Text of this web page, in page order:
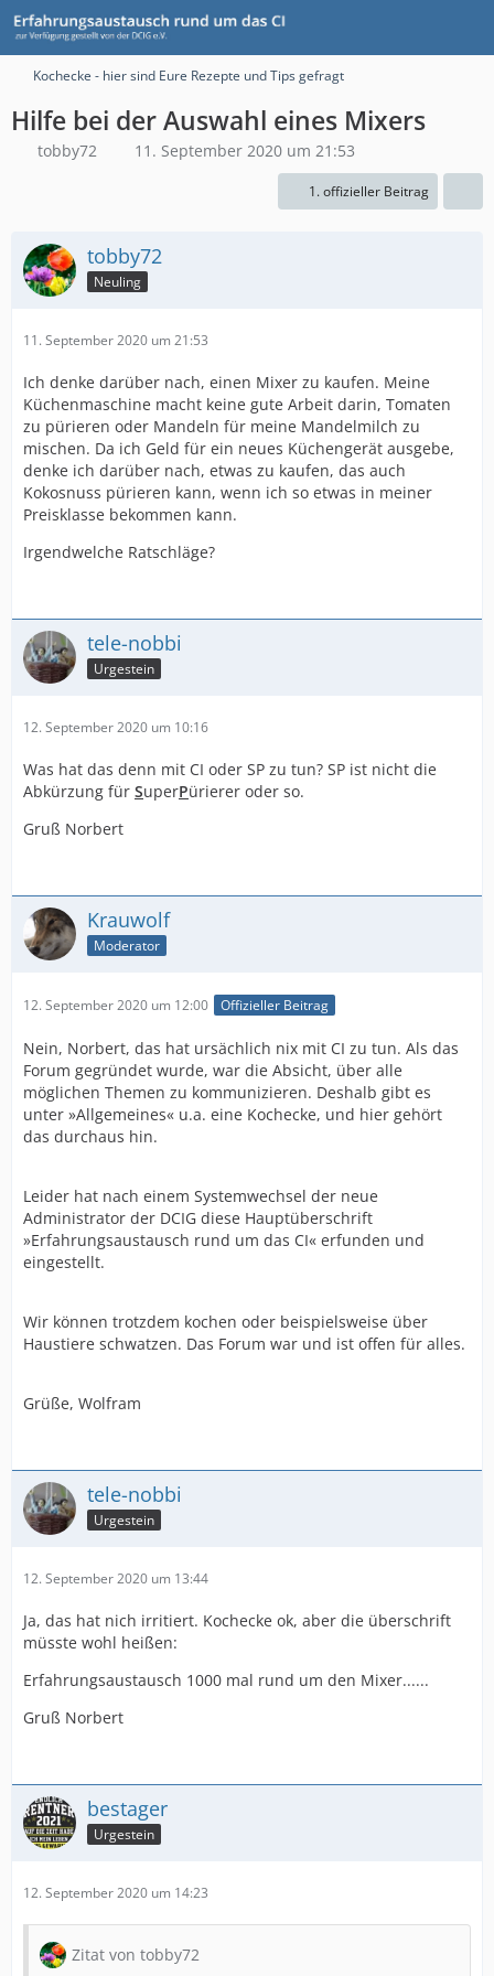
Kochecke - hier sind Eure Rezepte und Tips gefragt
Hilfe bei der Auswahl eines Mixers
tobby72 11. September 2020 um 21:53
1. offizieller Beitrag
tobby72
Neuling
11. September 2020 um 21:53
Ich denke darüber nach, einen Mixer zu kaufen. Meine
Küchenmaschine macht keine gute Arbeit darin, Tomaten
zu pürieren oder Mandeln für meine Mandelmilch zu
mischen. Da ich Geld für ein neues Küchengerät ausgebe,
denke ich darüber nach, etwas zu kaufen, das auch
Kokosnuss pürieren kann, wenn ich so etwas in meiner
Preisklasse bekommen kann.
Irgendwelche Ratschläge?
tele-nobbi
Urgestein
12. September 2020 um 10:16
Was hat das denn mit CI oder SP zu tun? SP ist nicht die
Abkürzung für SuperPürierer oder so.
Gruß Norbert
Krauwolf
Moderator
12. September 2020 um 12:00 Offizieller Beitrag
Nein, Norbert, das hat ursächlich nix mit CI zu tun. Als das
Forum gegründet wurde, war die Absicht, über alle
möglichen Themen zu kommunizieren. Deshalb gibt es
unter »Allgemeines« u.a. eine Kochecke, und hier gehört
das durchaus hin.
Leider hat nach einem Systemwechsel der neue
Administrator der DCIG diese Hauptüberschrift
»Erfahrungsaustausch rund um das CI« erfunden und
eingestellt.
Wir können trotzdem kochen oder beispielsweise über
Haustiere schwatzen. Das Forum war und ist offen für alles.
Grüße, Wolfram
tele-nobbi
Urgestein
12. September 2020 um 13:44
Ja, das hat nich irritiert. Kochecke ok, aber die überschrift
müsste wohl heißen:
Erfahrungsaustausch 1000 mal rund um den Mixer......
Gruß Norbert
bestager
Urgestein
12. September 2020 um 14:23
Zitat von tobby72